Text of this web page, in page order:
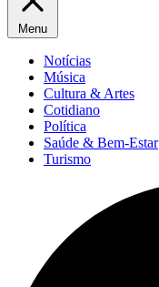
Menu
Notícias
Música
Cultura & Artes
Cotidiano
Política
Saúde & Bem-Estar
Turismo